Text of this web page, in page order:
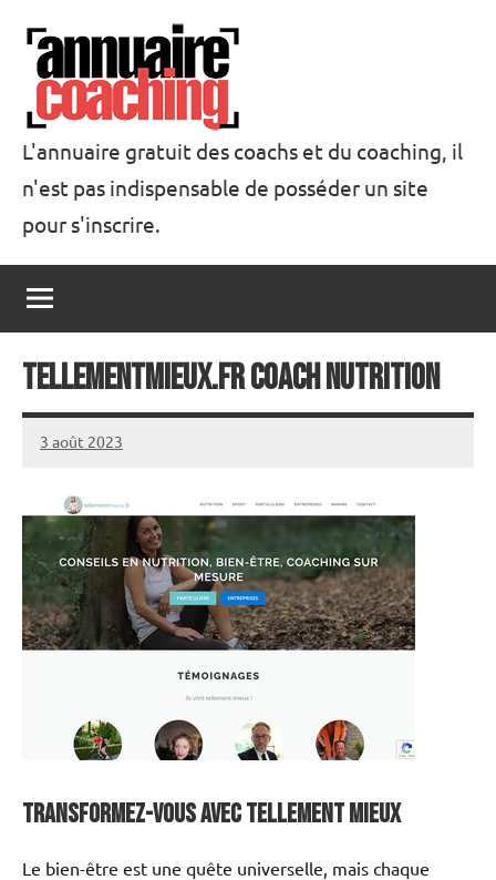
contenu
Annuaire
Coaching
L'annuaire gratuit des coachs et du coaching, il
n'est pas indispensable de posséder un site
pour s'inscrire.
Tellementmieux.fr Coach nutrition
3 août 2023
annuairecoaching
Transformez-vous avec Tellement Mieux
Le bien-être est une quête universelle, mais chaque